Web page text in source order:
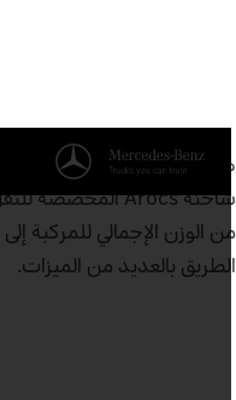
الشاحنة تسهل عليك
الوزن الإجمالي للمركبة
بالعديد من الميزات.